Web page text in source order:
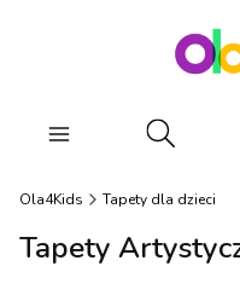
Otwórz
Ola4Kids Tapety dla dzieci
Tapety